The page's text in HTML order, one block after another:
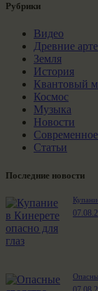
Рубрики
Видео
Древние
Земля
История
Квантовый
Космос
Музыка
Новости
Статьи
Последние новости